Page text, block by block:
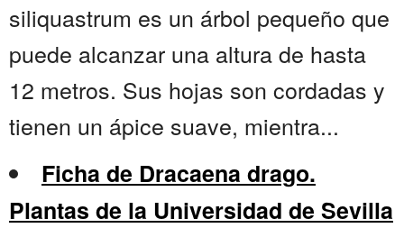
siliquastrum es un árbol pequeño que
puede alcanzar una altura de hasta
12 metros. Sus hojas son cordadas y
tienen un ápice suave, mientra...
Ficha de Dracaena drago.
Plantas de la Universidad de Sevilla